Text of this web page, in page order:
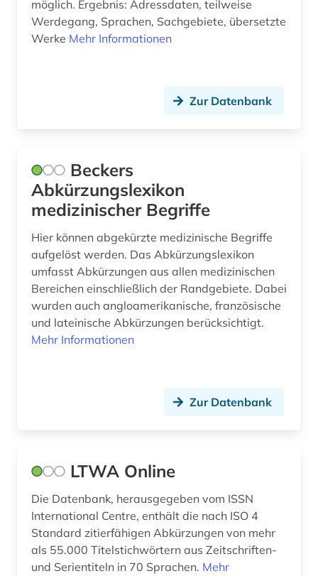
geschichte 1938-1945 (1)
geschichte 500 - 1250 (1)
geschichte 500-1600 (1)
gestaltung (1)
glossar (1)
goethe (1)
goethezeit (1)
grab (4)
großenkneten (1)
gruß (1)
habsburger (1)
hammelwarden (1)
möglich. Ergebnis: Adressdaten, teilweise
Werdegang, Sprachen, Sachgebiete, übersetzte
Werke Mehr Informationen
Zur Datenbank
Beckers
Abkürzungslexikon
medizinischer Begriffe
Hier können abgekürzte medizinische Begriffe
aufgelöst werden. Das Abkürzungslexikon
umfasst Abkürzungen aus allen medizinischen
Bereichen einschließlich der Randgebiete. Dabei
wurden auch angloamerikanische, französische
und lateinische Abkürzungen berücksichtigt.
Mehr Informationen
Zur Datenbank
LTWA Online
Die Datenbank, herausgegeben vom ISSN
International Centre, enthält die nach ISO 4
Standard zitierfähigen Abkürzungen von mehr
als 55.000 Titelstichwörtern aus Zeitschriften-
und Serientiteln in 70 Sprachen. Mehr